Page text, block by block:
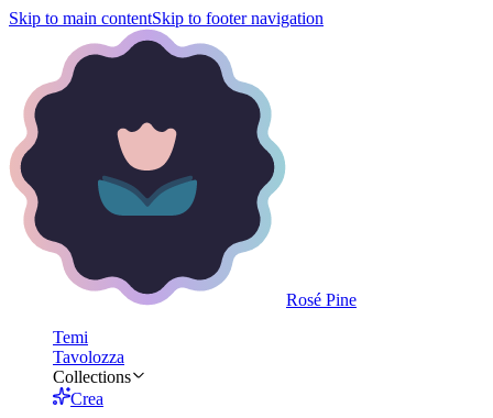
Skip to main contentSkip to footer navigation
Rosé Pine
Temi
Tavolozza
Collections
Crea